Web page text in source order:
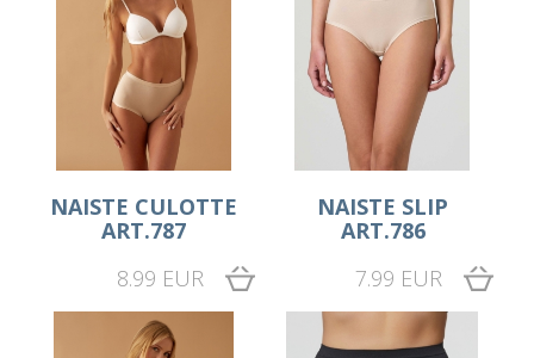
NAISTE CULOTTE
ART.787
8.99 EUR
NAISTE SLIP
ART.786
7.99 EUR